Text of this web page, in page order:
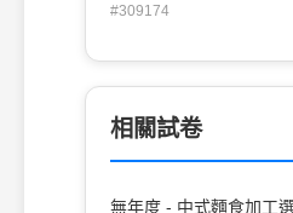
#309174
相關試卷
無年度 - 中式麵食加工